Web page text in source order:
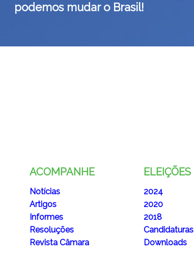
podemos mudar o Brasil!
ACOMPANHE
Notícias
Artigos
Informes
Resoluções
Revista Câmara
ELEIÇÕES
2024
2020
2018
Candidaturas
Downloads